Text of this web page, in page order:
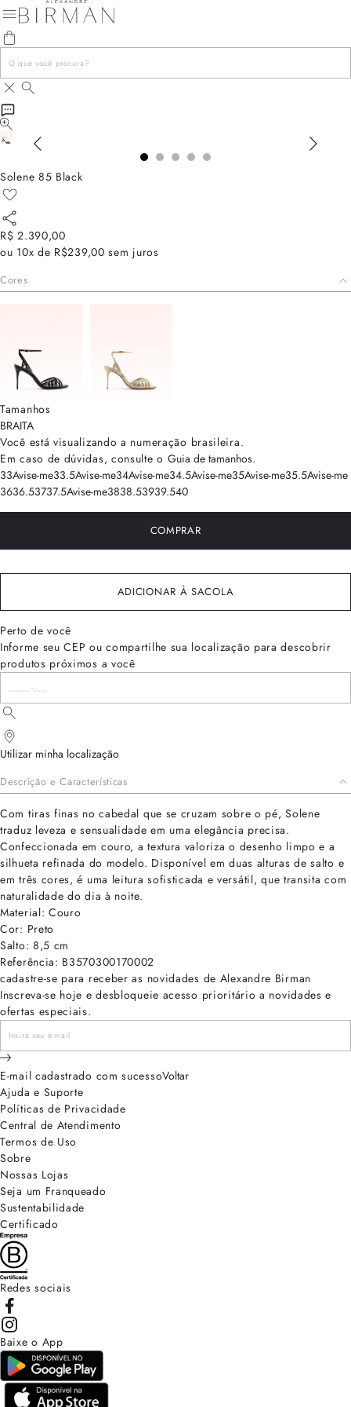
Solene 85 Black
R$ 2.390,00
ou 10x de R$239,00 sem juros
Cores
Tamanhos
BRAITA
Você está visualizando a numeração brasileira.
Em caso de dúvidas, consulte o Guia de tamanhos.
33Avise-me33.5Avise-me34Avise-me34.5Avise-me35Avise-me35.5Avise-me
3636.53737.5Avise-me3838.53939.540
COMPRAR
ADICIONAR À SACOLA
Perto de você
Informe seu CEP ou compartilhe sua localização para descobrir
produtos próximos a você
Utilizar minha localização
Descrição e Características
Com tiras finas no cabedal que se cruzam sobre o pé, Solene
traduz leveza e sensualidade em uma elegância precisa.
Confeccionada em couro, a textura valoriza o desenho limpo e a
silhueta refinada do modelo. Disponível em duas alturas de salto e
em três cores, é uma leitura sofisticada e versátil, que transita com
naturalidade do dia à noite.
Material: Couro
Cor: Preto
Salto: 8,5 cm
Referência: B3570300170002
cadastre-se para receber as novidades de Alexandre Birman
Inscreva-se hoje e desbloqueie acesso prioritário a novidades e
ofertas especiais.
E-mail cadastrado com sucessoVoltar
Ajuda e Suporte
Políticas de Privacidade
Central de Atendimento
Termos de Uso
Sobre
Nossas Lojas
Seja um Franqueado
Sustentabilidade
Certificado
Redes sociais
Baixe o App